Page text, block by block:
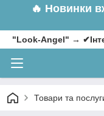
🔥 Новинки
"Look-Angel" →
Товари та